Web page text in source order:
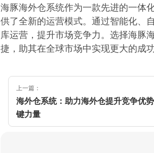
海豚海外仓系统作为一款先进的一体
供了全新的运营模式。通过智能化、
库运营，提升市场竞争力。选择海豚
捷，助其在全球市场中实现更大的成
上一篇：
海外仓系统：助力海外仓提升竞争优
键力量